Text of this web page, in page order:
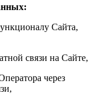
Сайта,
связи на Сайте,
через